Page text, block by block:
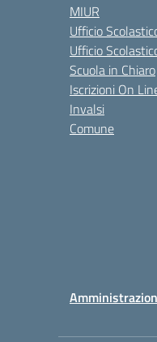
MIUR
Ufficio
Ufficio
Scuola in Chiaro
Iscrizioni On
Invalsi
Comune